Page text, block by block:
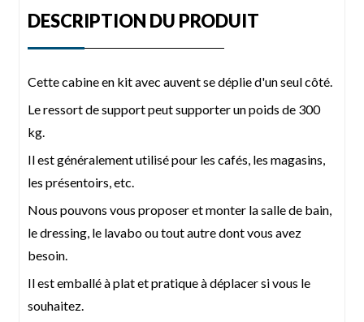
DESCRIPTION DU PRODUIT
Cette cabine en kit avec auvent se déplie d'un seul côté.
Le ressort de support peut supporter un poids de 300
kg.
Il est généralement utilisé pour les cafés, les magasins,
les présentoirs, etc.
Nous pouvons vous proposer et monter la salle de bain,
le dressing, le lavabo ou tout autre dont vous avez
besoin.
Il est emballé à plat et pratique à déplacer si vous le
souhaitez.
Configuration
Structure en acier Structure en acier galvanisé
Panneau mural
Panneau sandwich EPS/laine de roche/PU 50
extérieur
Raccord d'angle
Fenêtre
Fenêtre coulissante en verre creux à double
couche en alliage d'aluminium/PVC avec
Porte
Porte en verre creux à double couche en alliage
d'aluminium / porte à panneau sandwich